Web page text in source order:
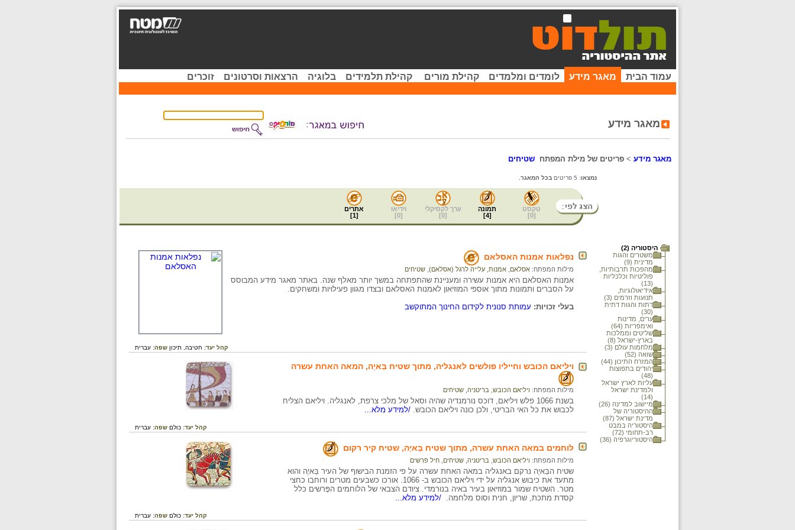
עמוד הבית מאגר מידע לומדים ומלמדים קהילת מורים קהילת תלמידים בלוגיה הרצאות וסרטונים זוכרים
מאגר מידע
מאגר מידע > פריטים של מילת המפתח שטיחים
נמצאו: בכל המאגר.
טקסט
[
0
]
תמונה
[
4
]
ערך לקסיקלי
[
0
]
וידיאו
[
0
]
אתרים
[
1
]
היסטוריה (2)
משטרים והגות
מדינית (9)
מהפכות תרבותיות,
פוליטיות וכלכליות
(13)
אידיאולוגיות,
תנועות וזרמים (3)
דתות והגות דתית
(30)
ערים, מדינות
ואימפריות (64)
שליטים וממלכות
בארץ-ישראל (8)
מלחמות עולם (3)
שואה (52)
המזרח התיכון (44)
יהודים בתפוצות
(48)
עליות לארץ ישראל
ולמדינת ישראל
(14)
מיישוב למדינה (26)
ההיסטוריה של
מדינת ישראל (87)
היסטוריה במבט
רב-תחומי (72)
היסטוריוגרפיה (36)
נפלאות אמנות האסלאם
מילות המפתח: אסלאם אמנות עלייה לרגל (אסלאם) שטיחים
אמנות האסלאם היא אמנות עשירה ומעניינת שהתפתחה במשך יותר מאלף שנה. באתר מאגר מידע המבוסס
על הסברים ותמונות מתוך אוספי המוזיאון לאמנות האסלאם ובצדו מגוון פעילויות ומשחקים.
בעלי זכויות: עמותת סנונית לקידום החינוך המתוקשב
קהל יעד: חטיבה, תיכון שפה: עברית
ויליאם הכובש וחייליו פולשים לאנגליה, מתוך שטיח בַּאיֶה, המאה האחת עשרה
מילות המפתח: ויליאם הכובש בריטניה שטיחים
בשנת 1066 פלש ויליאם, דוכס נורמנדיה שהיה וסאל של מלכי צרפת, לאנגליה. ויליאם הצליח
לכבוש את כל האי הבריטי, ולכן כונה ויליאם הכובש. /למידע מלא...
קהל יעד: כולם שפה: עברית
לוחמים במאה האחת עשרה, מתוך שטיח בַּאיֶה, שטיח קיר רקום
מילות המפתח: ויליאם הכובש בריטניה שטיחים חיל פרשים
שטיח הבַּאיֶה נרקם באנגליה במאה האחת עשרה על פי הזמנת הבישוף של העיר בַּאיֶה והוא
מתעד את כיבוש אנגליה על ידי ויליאם הכובש ב- 1066. אורכו כשבעים מטרים ורוחבו כחצי
מטר. השטיח שמור במוזיאון בעיר באיה בנורמדי. ציודם הצבאי של הלוחמים הפָּרשים כלל
קסדת מתכת, שריון, חנית וסוס מלחמה. /למידע מלא...
קהל יעד: כולם שפה: עברית